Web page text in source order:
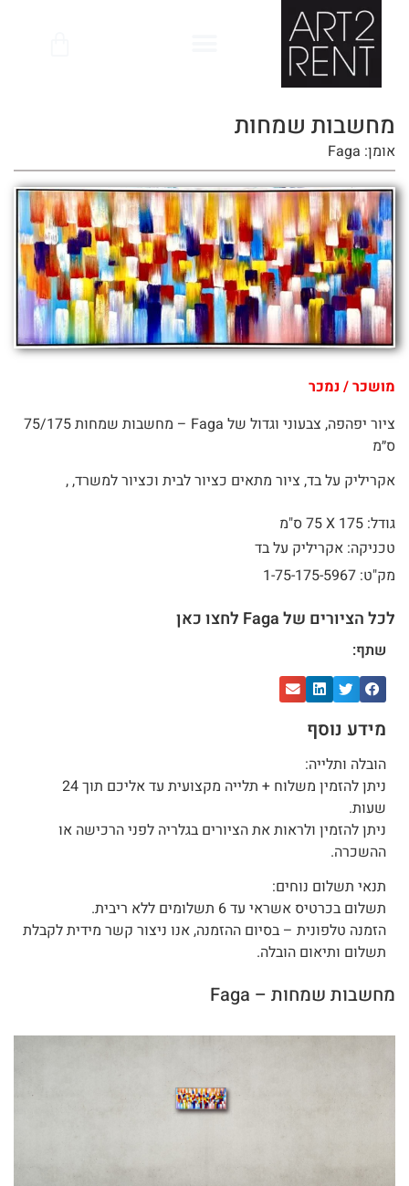
מחשבות שמחות
אומן: Faga
מושכר / נמכר
ציור יפהפה, צבעוני וגדול של Faga – מחשבות שמחות 75/175
ס״מ
אקריליק על בד, ציור מתאים כציור לבית וכציור למשרד, ,
גודל: 175 X
75 ס"מ
טכניקה: אקריליק על בד
מק"ט: 1-75-175-5967
לכל הציורים של Faga לחצו כאן
שתף:
מידע נוסף
הובלה ותלייה:
ניתן להזמין משלוח + תלייה מקצועית עד אליכם תוך 24
שעות.
ניתן להזמין ולראות את הציורים בגלריה לפני הרכישה או
ההשכרה.
תנאי תשלום נוחים:
תשלום בכרטיס אשראי עד 6 תשלומים ללא ריבית.
הזמנה טלפונית – בסיום ההזמנה, אנו ניצור קשר מידית לקבלת
תשלום ותיאום הובלה.
מחשבות שמחות – Faga